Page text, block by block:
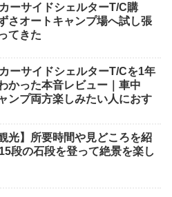
ーサイドシェルターT/C購
さオートキャンプ場へ試し張
てきた
ーサイドシェルターT/Cを1年
かった本音レビュー｜車中
ンプ両方楽しみたい人におす
光】所要時間や見どころを紹
段の石段を登って絶景を楽し